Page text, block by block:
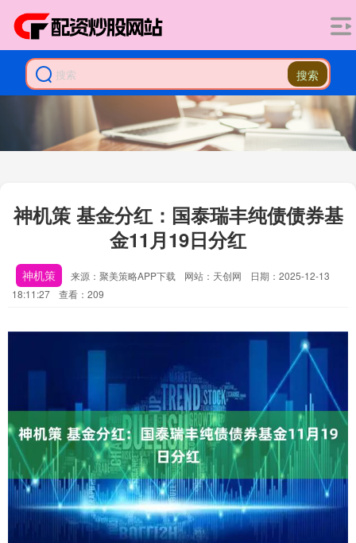
搜索
神机策 基金分红：国泰瑞丰纯债债券基
金11月19日分红
神机策 来源：聚美策略APP下载 网站：天创网
日期：2025-12-13
18:11:27
查看：209